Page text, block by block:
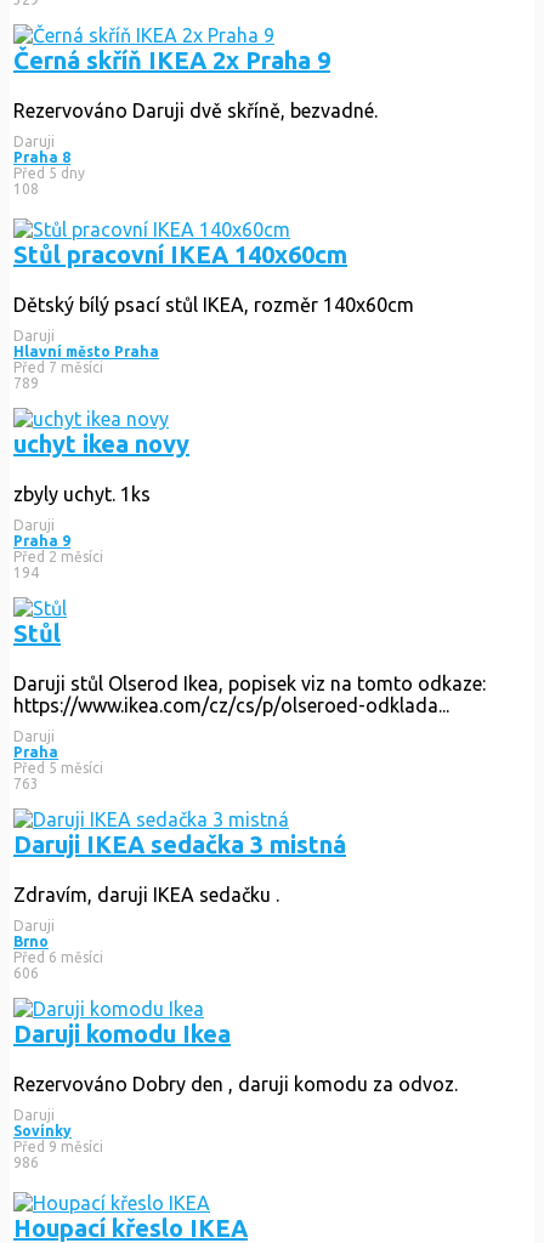
Černá skříň IKEA 2x Praha 9
Rezervováno Daruji dvě skříně, bezvadné.
Daruji
Praha 8
Před 5 dny
108
Stůl pracovní IKEA 140x60cm
Dětský bílý psací stůl IKEA, rozměr 140x60cm
Daruji
Hlavní město Praha
Před 7 měsíci
789
uchyt ikea novy
zbyly uchyt. 1ks
Daruji
Praha 9
Před 2 měsíci
194
Stůl
Daruji stůl Olserod Ikea, popisek viz na tomto odkaze:
https://www.ikea.com/cz/cs/p/olseroed-odklada...
Daruji
Praha
Před 5 měsíci
763
Daruji IKEA sedačka 3 mistná
Zdravím, daruji IKEA sedačku .
Daruji
Brno
Před 6 měsíci
606
Daruji komodu Ikea
Rezervováno Dobry den , daruji komodu za odvoz.
Daruji
Sovínky
Před 9 měsíci
986
Houpací křeslo IKEA